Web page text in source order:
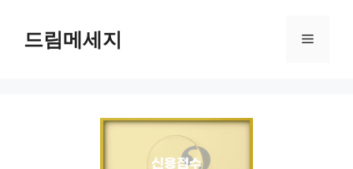
드림메세지 메